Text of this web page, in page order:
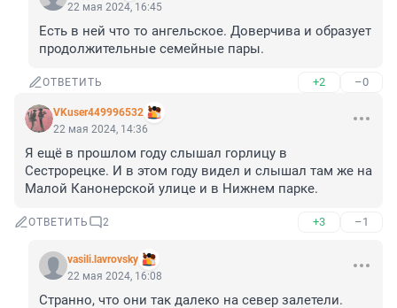
22 мая 2024, 16:45
Есть в ней что то ангельское. Доверчива и образует
продолжительные семейные пары.
ОТВЕТИТЬ +2 –0
VKuser449996532
22 мая 2024, 14:36
Я ещё в прошлом году слышал горлицу в
Сестрорецке. И в этом году видел и слышал там же на
Малой Канонерской улице и в Нижнем парке.
ОТВЕТИТЬ 2 +3 –1
vasili.lavrovsky
22 мая 2024, 16:08
Странно, что они так далеко на север залетели.